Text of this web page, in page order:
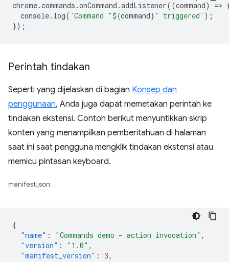
chrome.commands .onCommand .addListener((command) =>
console. log( `Command "${command}" triggered` );
});
Perintah tindakan
Seperti yang dijelaskan di bagian Konsep dan
penggunaan, Anda juga dapat memetakan perintah ke
tindakan ekstensi. Contoh berikut menyuntikkan skrip
konten yang menampilkan pemberitahuan di halaman
saat ini saat pengguna mengklik tindakan ekstensi atau
memicu pintasan keyboard.
manifest.json:
{
"name" : "Commands demo - action invocation" ,
"version" : "1.0" ,
"manifest_version" : 3,